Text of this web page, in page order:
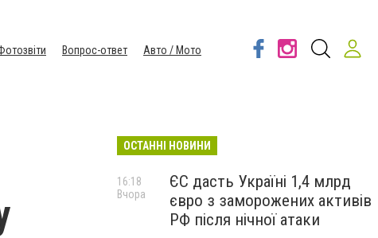
Вопрос-ответ
Авто / Мото
ОСТАННІ НОВИНИ
ЄС дасть Україні 1,4 млрд
євро з заморожених активів
РФ після нічної атаки
16:18
Вчора